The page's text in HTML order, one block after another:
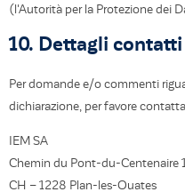
(l'Autorità per la Protezione dei
10. Dettagli contatti
Per domande e/o commenti
dichiarazione, per favore
IEM SA
Chemin du Pont-du-Centenaire
CH – 1228 Plan-les-Ouates